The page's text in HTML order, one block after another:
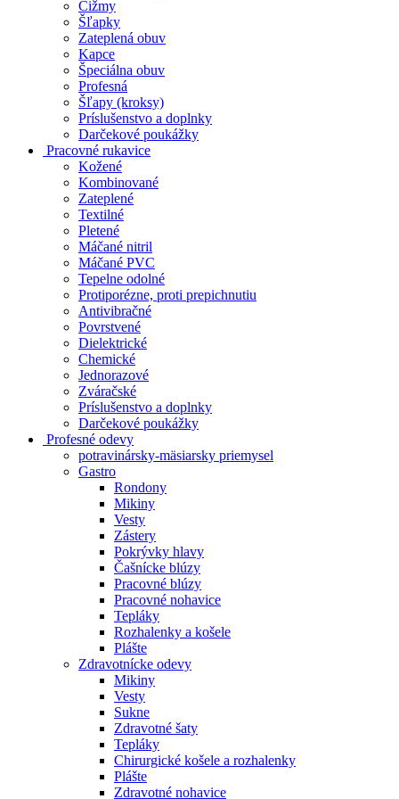
Čižmy
Šľapky
Zateplená obuv
Kapce
Špeciálna obuv
Profesná
Šľapy (kroksy)
Príslušenstvo a doplnky
Darčekové poukážky
Pracovné rukavice
Kožené
Kombinované
Zateplené
Textilné
Pletené
Máčané nitril
Máčané PVC
Tepelne odolné
Protiporézne, proti prepichnutiu
Antivibračné
Povrstvené
Dielektrické
Chemické
Jednorazové
Zváračské
Príslušenstvo a doplnky
Darčekové poukážky
Profesné odevy
potravinársky-mäsiarsky priemysel
Gastro
Rondony
Mikiny
Vesty
Zástery
Pokrývky hlavy
Čašnícke blúzy
Pracovné blúzy
Pracovné nohavice
Tepláky
Rozhalenky a košele
Plášte
Zdravotnícke odevy
Mikiny
Vesty
Sukne
Zdravotné šaty
Tepláky
Chirurgické košele a rozhalenky
Plášte
Zdravotné nohavice